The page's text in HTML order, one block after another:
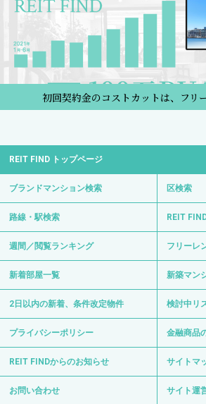
初回契約金のコストカットは、フリ
REIT FIND トップページ
ブランドマンション検索 区検索
路線・駅検索 REIT
週間／閲覧ランキング フリーレ
新着部屋一覧 新築マン
2日以内の新着、条件改定物件 検討中リ
プライバシーポリシー 金融商品
REIT FINDからのお知らせ サイトマ
お問い合わせ サイト運